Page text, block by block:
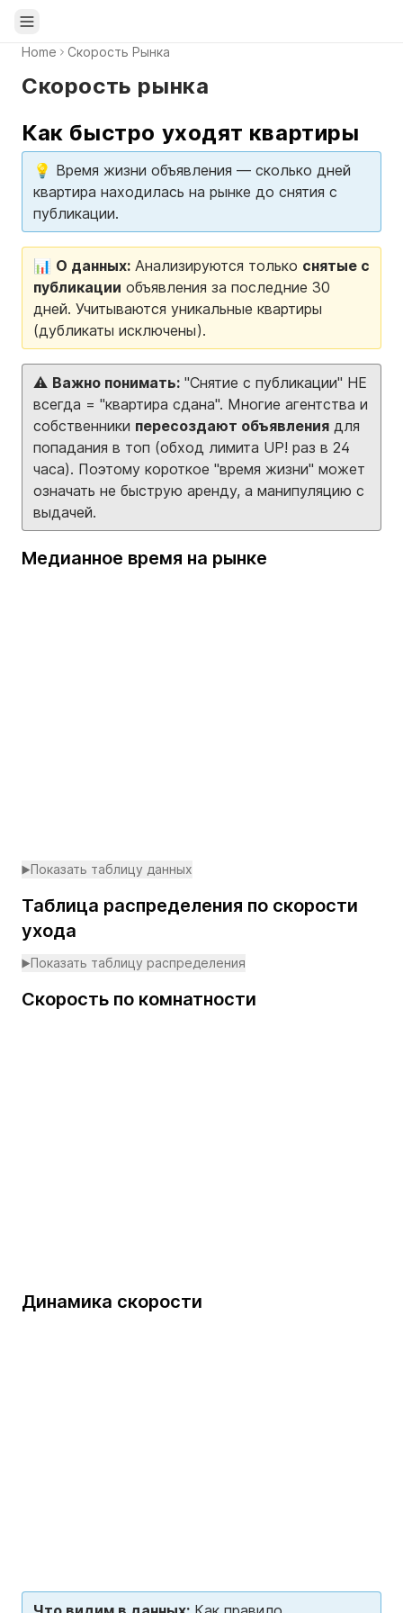
Open sidebar
Home Скорость Рынка
Скорость рынка
Как быстро уходят квартиры
💡 Время жизни объявления — сколько дней
квартира находилась на рынке до снятия с
публикации.
📊 О данных: Анализируются только снятые с
публикации объявления за последние 30
дней. Учитываются уникальные квартиры
(дубликаты исключены).
⚠️ Важно понимать: "Снятие с публикации" НЕ
всегда = "квартира сдана". Многие агентства и
собственники пересоздают объявления для
попадания в топ (обход лимита UP! раз в 24
часа). Поэтому короткое "время жизни" может
означать не быструю аренду, а манипуляцию с
выдачей.
Медианное время на рынке
Показать таблицу данных
Таблица распределения по скорости
ухода
Показать таблицу распределения
Скорость по комнатности
Динамика скорости